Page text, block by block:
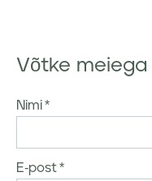
Võtke
Nimi
E-post